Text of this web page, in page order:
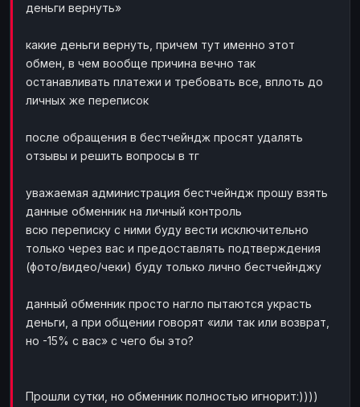
деньги вернуть»
какие деньги вернуть, причем тут именно этот
обмен, в чем вообще причина вечно так
останавливать платежи и требовать все, вплоть до
личных же переписок
после обращения в бестчейндж просят удалять
отзывы и решить вопросы в тг
уважаемая администрация бестчейндж прошу взять
данные обменник на личный контроль
всю переписку с ними буду вести исключительно
только через вас и предоставлять подтверждения
(фото/видео/чеки) буду только лично бестчейнджу
данный обменник просто нагло пытаются украсть
деньги, а при общении говорят «или так или возврат,
но -15% с вас» с чего бы это?
Прошли сутки, но обменник полностью игнорит:))))